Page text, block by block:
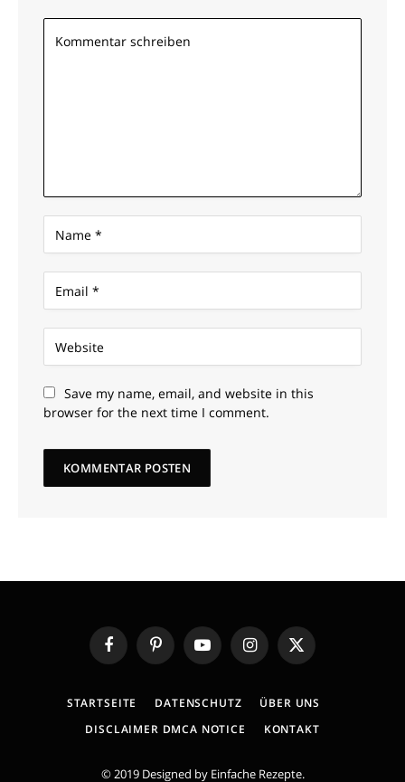
Save my name, email, and website in this
browser for the next time I comment.
FacebookPinterestYouTubeInstagram
X
(Twitter)
STARTSEITE DATENSCHUTZ
ÜBER UNS
DISCLAIMER DMCA NOTICE
KONTAKT
© 2019 Designed by Einfache Rezepte.